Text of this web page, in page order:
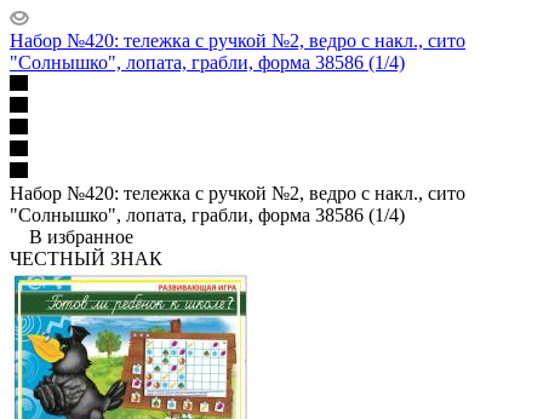
Набор №420: тележка с ручкой №2, ведро с накл., сито
"Солнышко", лопата, грабли, форма 38586 (1/4)
Набор №420: тележка с ручкой №2, ведро с накл., сито
"Солнышко", лопата, грабли, форма 38586 (1/4)
В избранное
ЧЕСТНЫЙ ЗНАК